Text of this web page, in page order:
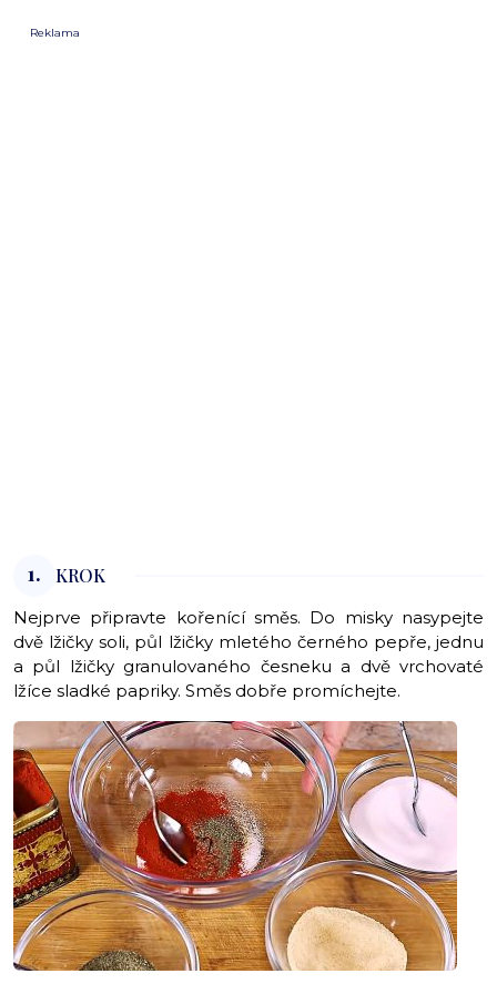
Reklama
1. KROK
Nejprve připravte kořenící směs. Do misky nasypejte
dvě lžičky soli, půl lžičky mletého černého pepře, jednu
a půl lžičky granulovaného česneku a dvě vrchovaté
lžíce sladké papriky. Směs dobře promíchejte.